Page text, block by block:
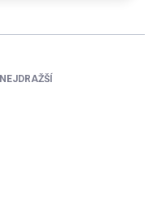
NEJDRAŽŠÍ